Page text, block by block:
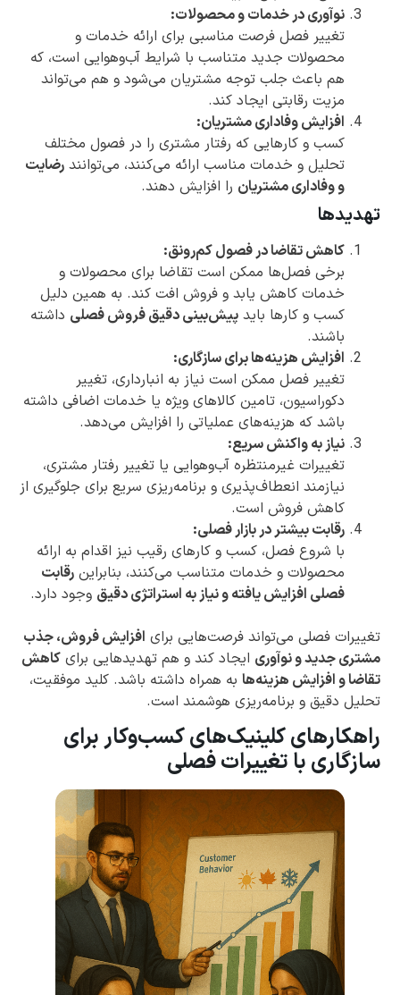
نوآوری در خدمات و محصولات:
تغییر فصل فرصت مناسبی برای ارائه خدمات و
محصولات جدید متناسب با شرایط آب‌وهوایی است، که
هم باعث جلب توجه مشتریان می‌شود و هم می‌تواند
مزیت رقابتی ایجاد کند.
افزایش وفاداری مشتریان:
کسب و کارهایی که رفتار مشتری را در فصول مختلف
تحلیل و خدمات مناسب ارائه می‌کنند، می‌توانند رضایت
و وفاداری مشتریان را افزایش دهند.
تهدیدها
کاهش تقاضا در فصول کم‌رونق:
برخی فصل‌ها ممکن است تقاضا برای محصولات و
خدمات کاهش یابد و فروش افت کند. به همین دلیل
کسب و کارها باید پیش‌بینی دقیق فروش فصلی داشته
باشند.
افزایش هزینه‌ها برای سازگاری:
تغییر فصل ممکن است نیاز به انبارداری، تغییر
دکوراسیون، تامین کالاهای ویژه یا خدمات اضافی داشته
باشد که هزینه‌های عملیاتی را افزایش می‌دهد.
نیاز به واکنش سریع:
تغییرات غیرمنتظره آب‌وهوایی یا تغییر رفتار مشتری،
نیازمند انعطاف‌پذیری و برنامه‌ریزی سریع برای جلوگیری از
کاهش فروش است.
رقابت بیشتر در بازار فصلی:
با شروع فصل، کسب و کارهای رقیب نیز اقدام به ارائه
محصولات و خدمات متناسب می‌کنند، بنابراین رقابت
فصلی افزایش یافته و نیاز به استراتژی دقیق وجود دارد.
تغییرات فصلی می‌تواند فرصت‌هایی برای افزایش فروش، جذب
مشتری جدید و نوآوری ایجاد کند و هم تهدیدهایی برای کاهش
تقاضا و افزایش هزینه‌ها به همراه داشته باشد. کلید موفقیت،
تحلیل دقیق و برنامه‌ریزی هوشمند است.
راهکارهای کلینیک‌های کسب‌وکار برای
سازگاری با تغییرات فصلی